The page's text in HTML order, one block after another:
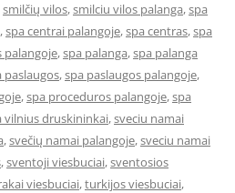
smilčių vilos,smilciu vilos palanga,spa
,spa centrai palangoje,spa centras,spa
palangoje,spa palanga,spa palanga
paslaugos,spa paslaugos palangoje,
,spa proceduros palangoje,spa
vilnius druskininkai,sveciu namai
,svečių namai palangoje,sveciu namai
,sventoji viesbuciai,sventosios
viesbuciai,turkijos viesbuciai,